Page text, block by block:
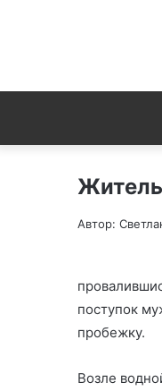
Автор:
поступок
пробежку.
Возле